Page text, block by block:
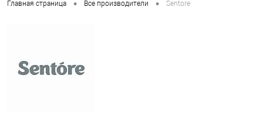
Главная страница • Все производители • Sentore